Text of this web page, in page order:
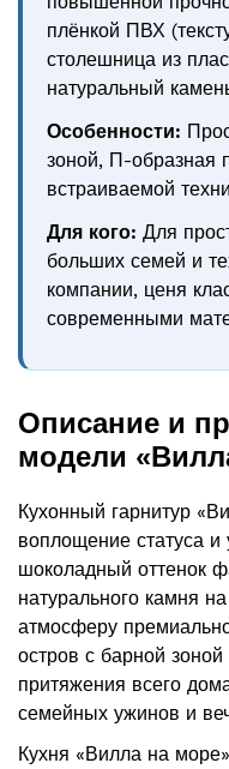
плёнкой ПВХ
столешница из
натуральный
Особенности:
зоной, П-образная
встраиваемой
Для кого: Для
больших семей и
компании, ценя
современными
Описание и
модели
Кухонный гарнитур
воплощение статуса и
шоколадный оттенок
натурального камня
атмосферу
остров с барной
притяжения всего
семейных ужинов и
Кухня «Вилла на